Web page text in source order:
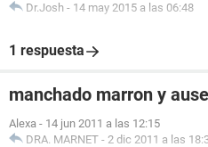
Dr.Josh - 14 may 2015 a las 06:48
1 respuesta
manchado marron y
Alexa - 14 jun 2011 a las 12:15
DRA. MARNET - 2 dic 2011 a las